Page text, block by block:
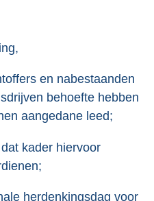
en nabestaanden
behoefte hebben
aangedane leed;
kader hiervoor
herdenkingsdag voor